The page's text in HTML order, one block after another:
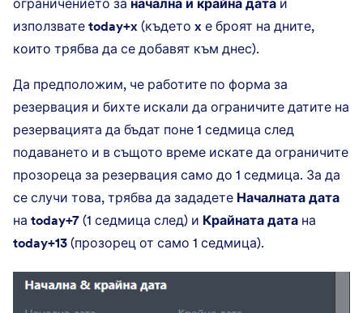
използвате today+x (където x е броят на дните,
които трябва да се добавят към днес).
Да предположим, че работите по форма за
резервация и бихте искали да ограничите датите на
резервацията да бъдат поне 1 седмица след
подаването и в същото време искате да ограничите
прозореца за резервация само до 1 седмица. За да
се случи това, трябва да зададете Началната дата
на today+7 (1 седмица след) и Крайната дата на
today+13 (прозорец от само 1 седмица).